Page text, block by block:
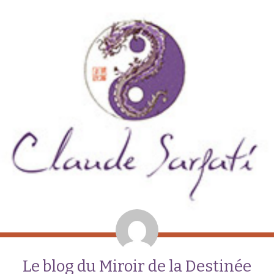
Le blog du Miroir de la Destinée